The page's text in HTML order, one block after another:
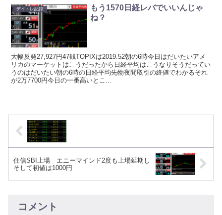
デイトレ記録
もう1570日経レバでいいんじゃ
ね？
大幅反発27,927円47銭TOPIXは2019.52朝の6時今日はだいたいアメ
リカのマーケットはこうだったから日経平均はこうなりそうだってい
うのはだいたい朝の6時の日経平均先物夜間取引の終値でわかるそれ
が2万7700円今日の一番高いとこ...
住信SBI上場 エニーマインド2度も上場延期し
そして初値は1000円
コメント